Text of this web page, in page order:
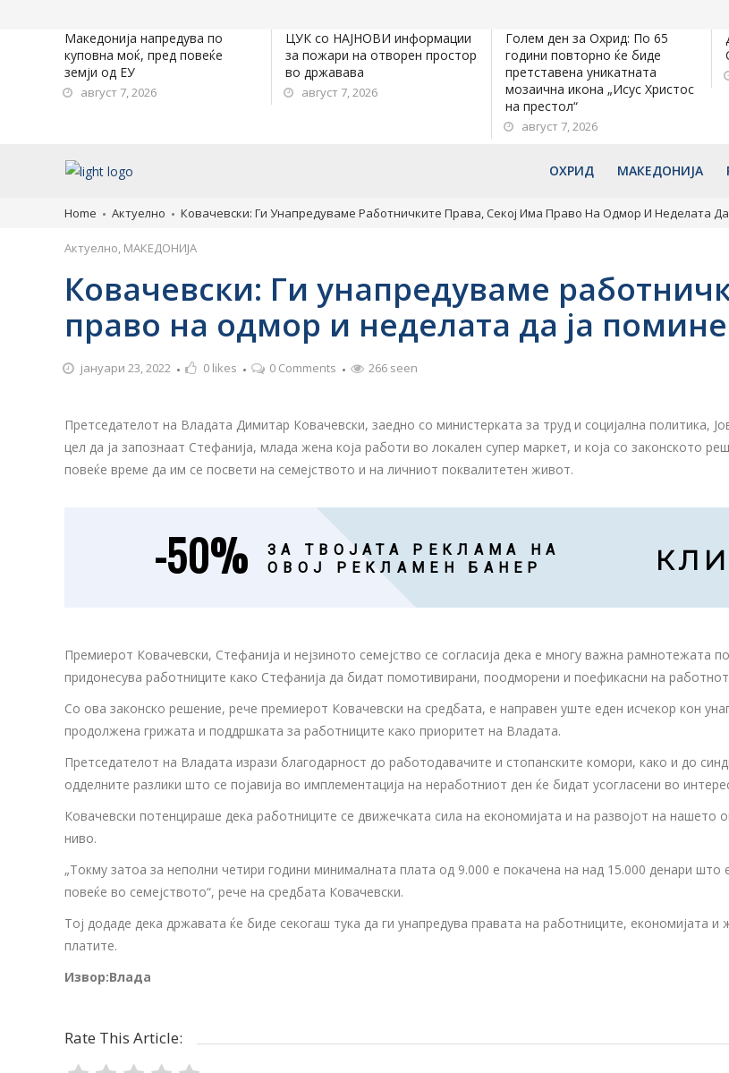
Македонија напредува по
куповна моќ, пред повеќе
земји од ЕУ
август 7, 2026
ЦУК со НАЈНОВИ информации
за пожари на отворен простор
во државава
август 7, 2026
Голем ден за Охрид: По 65
години повторно ќе биде
претставена уникатната
мозаична икона „Исус Христос
на престол“
август 7, 2026
ОХРИД МАКЕДОНИЈА
Home Актуелно Ковачевски: Ги Унапредуваме Работничките Права, Секој Има Право На Одмор И Неделата Да
Актуелно, МАКЕДОНИЈА
Ковачевски: Ги унапредуваме
право на одмор и неделата да ја помине
јануари 23, 2022 0 likes 0 Comments 266 seen
Претседателот на Владата Димитар Ковачевски, заедно со министерката за труд и социјална политика,
цел да ја запознаат Стефанија, млада жена која работи во локален супер маркет, и која со законското
повеќе време да им се посвети на семејството и на личниот поквалитетен живот.
-50%
ЗА ТВОЈАТА РЕКЛАМА НА
ОВОЈ РЕКЛАМЕН БАНЕР
Премиерот Ковачевски, Стефанија и нејзиното семејство се согласија дека е многу важна рамнотежата
придонесува работниците како Стефанија да бидат помотивирани, поодморени и поефикасни на
Со ова законско решение, рече премиерот Ковачевски на средбата, е направен уште еден исчекор кон
продолжена грижата и поддршката за работниците како приоритет на Владата.
Претседателот на Владата изрази благодарност до работодавачите и стопанските комори, како и до
одделните разлики што се појавија во имплементација на неработниот ден ќе бидат усогласени во
Ковачевски потенцираше дека работниците се движечката сила на економијата и на развојот на нашето
ниво.
„Токму затоа за неполни четири години минималната плата од 9.000 е покачена на над 15.000 денари
повеќе во семејството“, рече на средбата Ковачевски.
Тој додаде дека државата ќе биде секогаш тука да ги унапредува правата на работниците, економијата
платите.
Извор:Влада
Rate This Article: